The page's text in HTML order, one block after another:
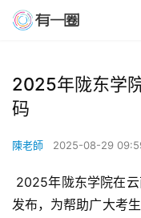
2025年陇东学
码
陳老師 2025-08-29
发布，为帮助广大考